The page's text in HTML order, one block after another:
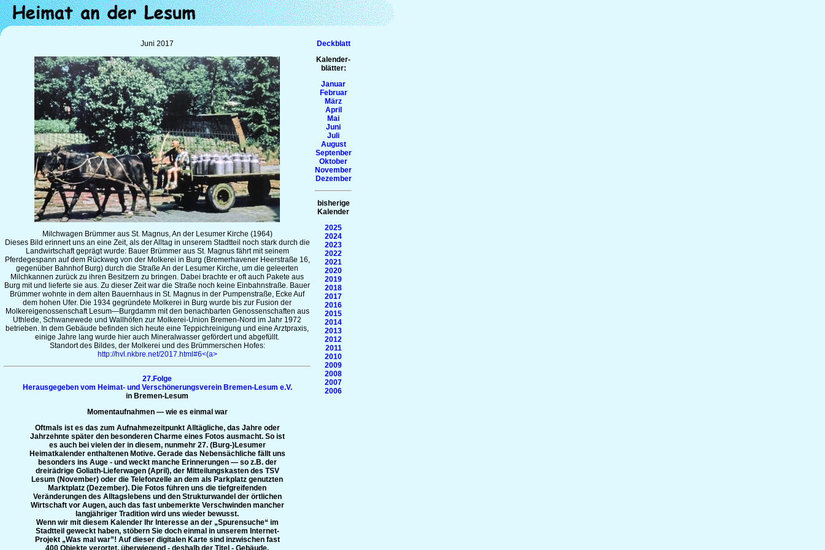
Juni 2017
Milchwagen Brümmer aus St. Magnus, An der Lesumer Kirche (1964)
Dieses Bild erinnert uns an eine Zeit, als der Alltag in unserem Stadtteil noch stark durch die
Landwirtschaft geprägt wurde: Bauer Brümmer aus St. Magnus fährt mit seinem
Pferdegespann auf dem Rückweg von der Molkerei in Burg (Bremerhavener Heerstraße 16,
gegenüber Bahnhof Burg) durch die Straße An der Lesumer Kirche, um die geleerten
Milchkannen zurück zu ihren Besitzern zu bringen. Dabei brachte er oft auch Pakete aus
Burg mit und lieferte sie aus. Zu dieser Zeit war die Straße noch keine Einbahnstraße. Bauer
Brümmer wohnte in dem alten Bauernhaus in St. Magnus in der Pumpenstraße, Ecke Auf
dem hohen Ufer. Die 1934 gegründete Molkerei in Burg wurde bis zur Fusion der
Molkereigenossenschaft Lesum—Burgdamm mit den benachbarten Genossenschaften aus
Uthlede, Schwanewede und Wallhöfen zur Molkerei-Union Bremen-Nord im Jahr 1972
betrieben. In dem Gebäude befinden sich heute eine Teppichreinigung und eine Arztpraxis,
einige Jahre lang wurde hier auch Mineralwasser gefördert und abgefüllt.
Standort des Bildes, der Molkerei und des Brümmerschen Hofes:
http://hvl.nkbre.net/2017.html#6<(a>
27.Folge
Herausgegeben vom Heimat- und Verschönerungsverein Bremen-Lesum e.V.
in Bremen-Lesum
Momentaufnahmen — wie es einmal war
Oftmals ist es das zum Aufnahmezeitpunkt Alltägliche, das Jahre oder
Jahrzehnte später den besonderen Charme eines Fotos ausmacht. So ist
es auch bei vielen der in diesem, nunmehr 27. (Burg-)Lesumer
Heimatkalender enthaltenen Motive. Gerade das Nebensächliche fällt uns
besonders ins Auge - und weckt manche Erinnerungen — so z.B. der
dreirädrige Goliath-Lieferwagen (April), der Mitteilungskasten des TSV
Lesum (November) oder die Telefonzelle an dem als Parkplatz genutzten
Marktplatz (Dezember). Die Fotos führen uns die tiefgreifenden
Veränderungen des Alltagslebens und den Strukturwandel der örtlichen
Wirtschaft vor Augen, auch das fast unbemerkte Verschwinden mancher
langjähriger Tradition wird uns wieder bewusst.
Wenn wir mit diesem Kalender Ihr Interesse an der „Spurensuche“ im
Stadtteil geweckt haben, stöbern Sie doch einmal in unserem Internet-
Projekt „Was mal war”! Auf dieser digitalen Karte sind inzwischen fast
400 Objekte verortet, überwiegend - deshalb der Titel - Gebäude,
Deckblatt
Kalender-
blätter:
Januar
Februar
März
April
Mai
Juni
Juli
August
Septenber
Oktober
November
Dezember
bisherige
Kalender
2025
2024
2023
2022
2021
2020
2019
2018
2017
2016
2015
2014
2013
2012
2011
2010
2009
2008
2007
2006